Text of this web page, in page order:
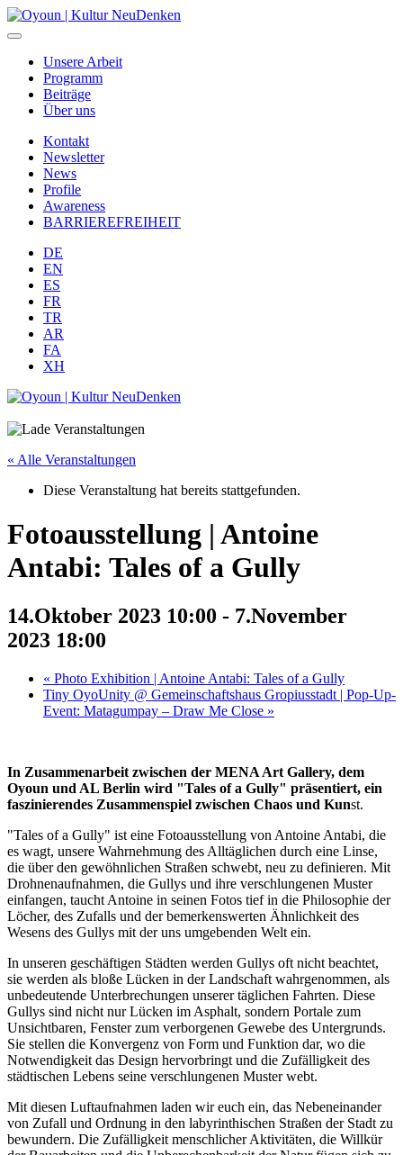
Unsere Arbeit
Programm
Beiträge
Über uns
Kontakt
Newsletter
News
Profile
Awareness
BARRIEREFREIHEIT
DE
EN
ES
FR
TR
AR
FA
XH
« Alle Veranstaltungen
Diese Veranstaltung hat bereits stattgefunden.
Fotoausstellung | Antoine
Antabi: Tales of a Gully
14.Oktober 2023 10:00 - 7.November
2023 18:00
« Photo Exhibition | Antoine Antabi: Tales of a Gully
Tiny OyoUnity @ Gemeinschaftshaus Gropiusstadt | Pop-Up-
Event: Matagumpay – Draw Me Close »
In Zusammenarbeit zwischen der MENA Art Gallery, dem
Oyoun und AL Berlin wird "Tales of a Gully" präsentiert, ein
faszinierendes Zusammenspiel zwischen Chaos und Kunst.
"Tales of a Gully" ist eine Fotoausstellung von Antoine Antabi, die
es wagt, unsere Wahrnehmung des Alltäglichen durch eine Linse,
die über den gewöhnlichen Straßen schwebt, neu zu definieren. Mit
Drohnenaufnahmen, die Gullys und ihre verschlungenen Muster
einfangen, taucht Antoine in seinen Fotos tief in die Philosophie der
Löcher, des Zufalls und der bemerkenswerten Ähnlichkeit des
Wesens des Gullys mit der uns umgebenden Welt ein.
In unseren geschäftigen Städten werden Gullys oft nicht beachtet,
sie werden als bloße Lücken in der Landschaft wahrgenommen, als
unbedeutende Unterbrechungen unserer täglichen Fahrten. Diese
Gullys sind nicht nur Lücken im Asphalt, sondern Portale zum
Unsichtbaren, Fenster zum verborgenen Gewebe des Untergrunds.
Sie stellen die Konvergenz von Form und Funktion dar, wo die
Notwendigkeit das Design hervorbringt und die Zufälligkeit des
städtischen Lebens seine verschlungenen Muster webt.
Mit diesen Luftaufnahmen laden wir euch ein, das Nebeneinander
von Zufall und Ordnung in den labyrinthischen Straßen der Stadt zu
bewundern. Die Zufälligkeit menschlicher Aktivitäten, die Willkür